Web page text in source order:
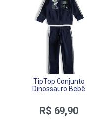
TipTop Conjunto
Dinossauro Bebê
R$ 69,90